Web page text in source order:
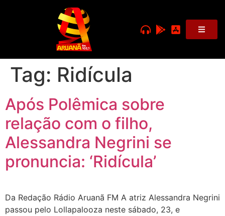
Tag: Ridícula
Após Polêmica sobre
relação com o filho,
Alessandra Negrini se
pronuncia: ‘Ridícula’
Da Redação Rádio Aruanã FM A atriz Alessandra Negrini
passou pelo Lollapalooza neste sábado, 23, e